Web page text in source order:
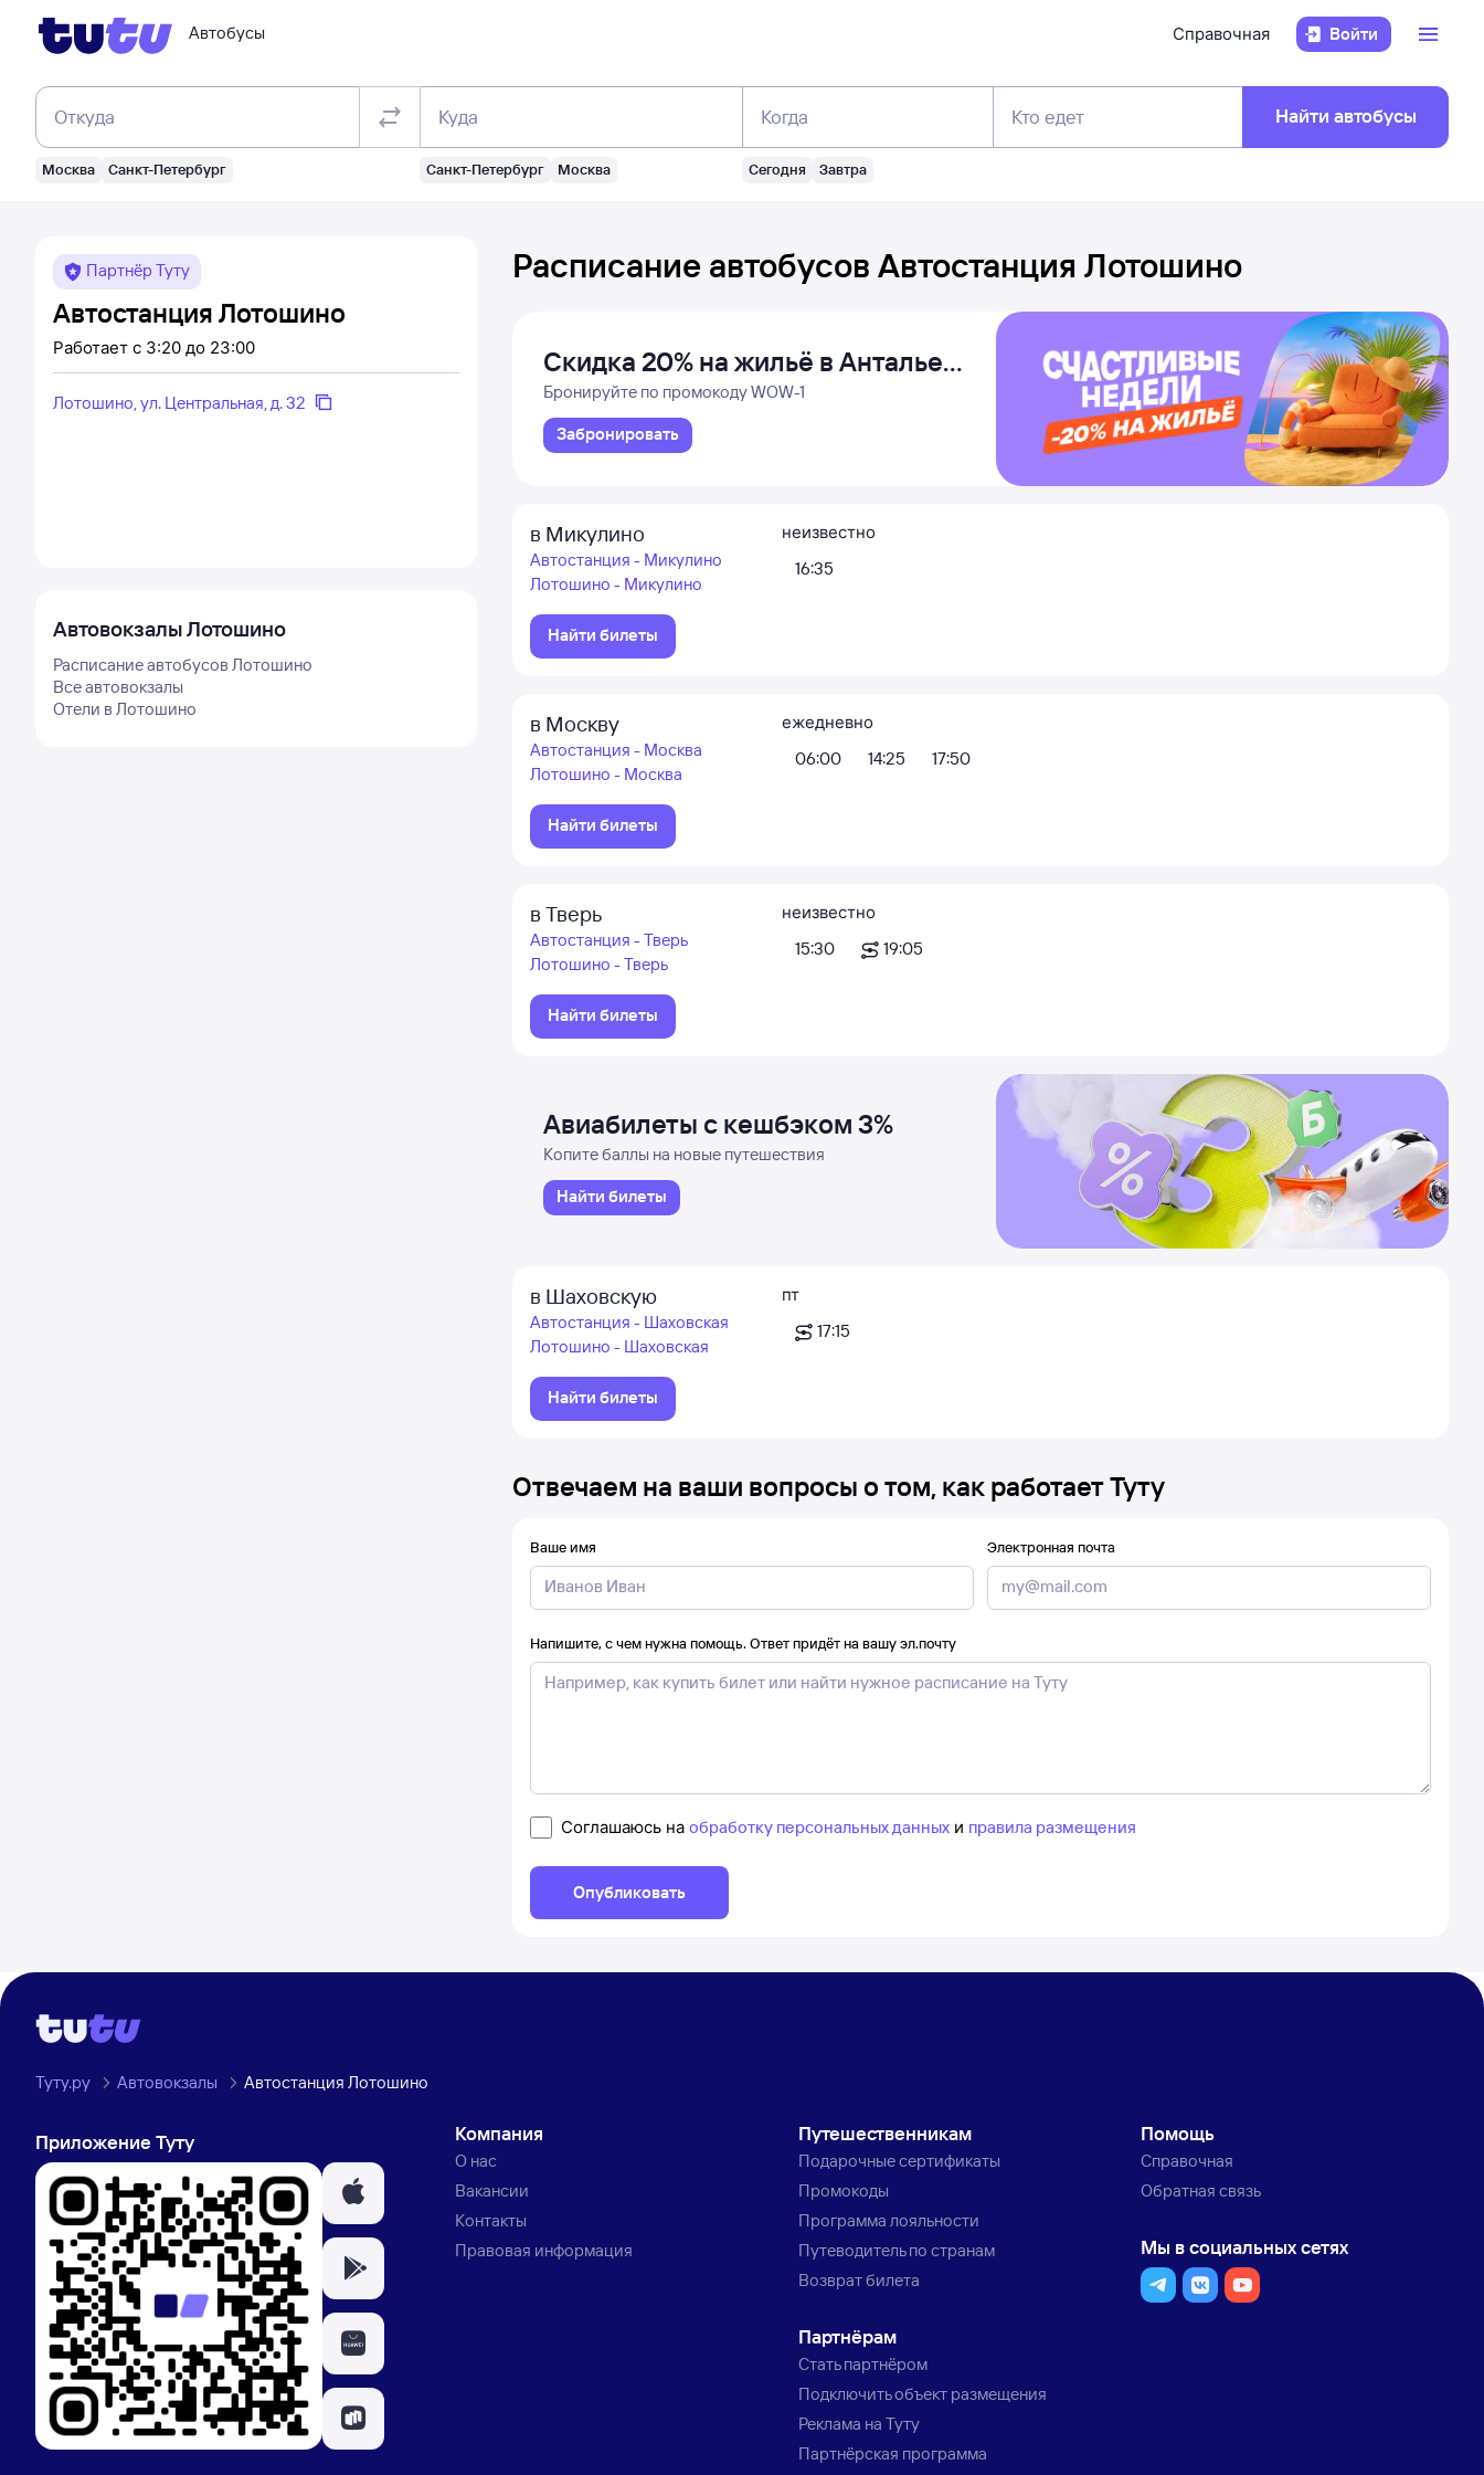
Автобусы Справочная Войти
Откуда
Москва Санкт-Петербург
Куда
Санкт-Петербург Москва
Когда
Сегодня Завтра
Кто едет Найти автобусы
Партнёр Туту
Автостанция Лотошино
Работает с 3:20 до 23:00
Лотошино, ул. Центральная, д. 32
Расписание автобусов Автостанция Лотошино
Скидка 20% на жильё в Анталье
и Даламане
Бронируйте по промокоду WOW-1
Забронировать
в Микулино
Автостанция - Микулино
Лотошино - Микулино
Найти билеты
неизвестно
16:35
в Москву
Автостанция - Москва
Лотошино - Москва
Найти билеты
ежедневно
06:00
14:25 17:50
в Тверь
Автостанция - Тверь
Лотошино - Тверь
Найти билеты
неизвестно
15:30
19:05
Авиабилеты с кешбэком 3%
Копите баллы на новые путешествия
Найти билеты
в Шаховскую
Автостанция - Шаховская
Лотошино - Шаховская
Найти билеты
пт
17:15
Отвечаем на ваши вопросы о том, как работает Туту
Ваше имя Электронная почта
Напишите, с чем нужна помощь. Ответ придёт на вашу эл.почту
Соглашаюсь на обработку персональных данных и правила размещения
Опубликовать
АвтовокзалыЛотошино
Расписание автобусов Лотошино
Все автовокзалы
Отели в Лотошино
Туту.ру Автовокзалы Автостанция Лотошино
Приложение Туту Компания
О нас
Вакансии
Контакты
Правовая информация
Путешественникам
Подарочные сертификаты
Промокоды
Программа лояльности
Путеводитель по странам
Возврат билета
Партнёрам
Стать партнёром
Подключить объект размещения
Реклама на Туту
Партнёрская программа
Помощь
Справочная
Обратная связь
Мы в социальных сетях